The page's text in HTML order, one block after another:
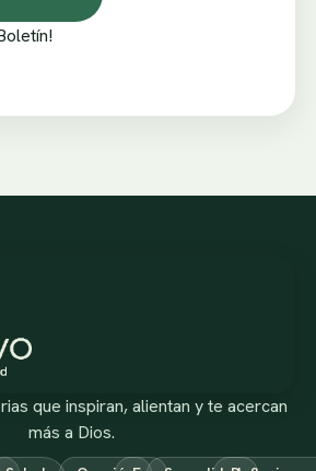
que inspiran, alientan y te acercan
más a Dios.